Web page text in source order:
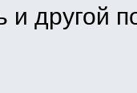
и другой